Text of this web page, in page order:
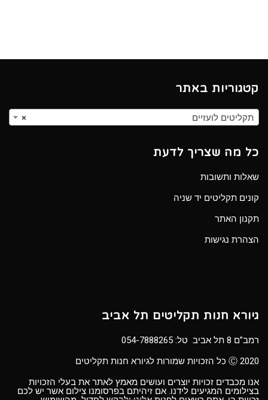
קטגוריות באתר
× תקליטים לועזיים
כל מה שצריך לדעת
שאלות ותשובות
קונים תקליטים יד שניה
תקנון האתר
הצהרת נגישות
גיורא חנות תקליטים תל אביב
רמב”ם 8 תל אביב טל:
054-7888265
Ⓒ 2020 כל הזכויות שמורות לגיורא חנות תקליטים
אנו מכבדים זכויות יוצרים ועושים מאמץ לאתר את בעלי הזכויות
בצילומים המגיעים לידנו. אם זיהיתם בפרסומנו צילום אשר יש לכם